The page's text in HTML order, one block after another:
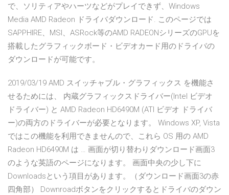
で、ソリティアやハーツなどがプレイできず、Windows
Media AMD Radeon ドライバダウンロード. このページでは
SAPPHIRE、MSI、ASRock等のAMD RADEONシリーズのGPUを
搭載したグラフィックボード・ビデオカード用のドライバの
ダウンロードが可能です。
2019/03/19 AMD スイッチャブル・グラフィックス を機能さ
せるためには、 内蔵グラフィックスドライバー(Intel ビデオ
ドライバー) と AMD Radeon HD6490M (ATI ビデオ ドライバ
ー)の両方のドライバーが必要となります。 Windows XP, Vista
ではこの機能を利用できませんので、これら OS 用の AMD
Radeon HD6490M は … 画面が切り替わりダウンロード画面3
のような英語のページになります。 画面中央の少し下に
Downloadsという項目があります。（ダウンロード画面3の赤
四角部） Downroadボタンをクリックするとドライバのダウン